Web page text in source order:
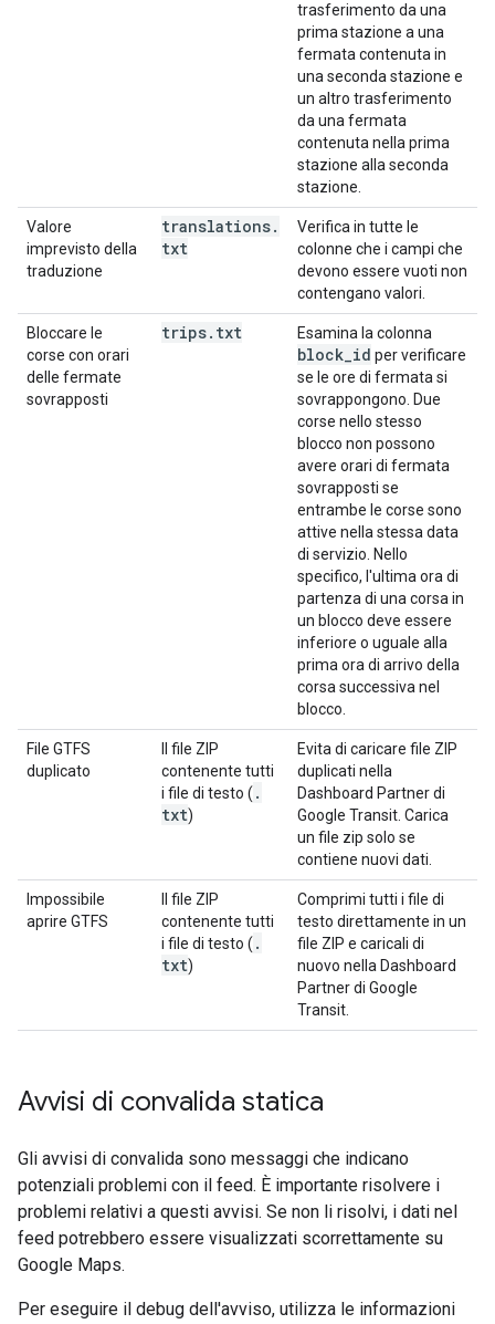
trasferimento da una
prima stazione a una
fermata contenuta in
una seconda stazione e
un altro trasferimento
da una fermata
contenuta nella prima
stazione alla seconda
stazione.
Valore
imprevisto della
traduzione
translations.
txt
Verifica in tutte le
colonne che i campi che
devono essere vuoti non
contengano valori.
Bloccare le
corse con orari
delle fermate
sovrapposti
trips. txt Esamina la colonna
block id per verificare
se le ore di fermata si
sovrappongono. Due
corse nello stesso
blocco non possono
avere orari di fermata
sovrapposti se
entrambe le corse sono
attive nella stessa data
di servizio. Nello
specifico, l'ultima ora di
partenza di una corsa in
un blocco deve essere
inferiore o uguale alla
prima ora di arrivo della
corsa successiva nel
blocco.
File GTFS
duplicato
Il file ZIP
contenente tutti
i file di testo ( .
txt)
Evita di caricare file ZIP
duplicati nella
Dashboard Partner di
Google Transit. Carica
un file zip solo se
contiene nuovi dati.
Impossibile
aprire GTFS
Il file ZIP
contenente tutti
i file di testo ( .
txt)
Comprimi tutti i file di
testo direttamente in un
file ZIP e caricali di
nuovo nella Dashboard
Partner di Google
Transit.
Avvisi di convalida statica
Gli avvisi di convalida sono messaggi che indicano
potenziali problemi con il feed. È importante risolvere i
problemi relativi a questi avvisi. Se non li risolvi, i dati nel
feed potrebbero essere visualizzati scorrettamente su
Google Maps.
Per eseguire il debug dell'avviso, utilizza le informazioni